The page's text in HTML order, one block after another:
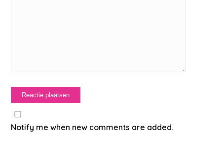
Notify me when new comments are added.